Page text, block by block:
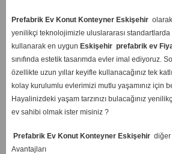
Prefabrik Ev Konut Konteyner Eskişehirolarak
yenilikçi teknolojimizle uluslararası
kullanarak en uygun Eskişehirprefabrik ev
sınıfında estetik tasarımda evler imal ediyoruz.
özellikte uzun yıllar keyifle kullanacağınız tek
kolay kurulumlu evlerimizi mutlu yaşamınız için
Hayalinizdeki yaşam tarzınızı bulacağınız
ev sahibi olmak ister misiniz ?
Prefabrik Ev Konut Konteyner Eskişehirdiğer
Avantajları